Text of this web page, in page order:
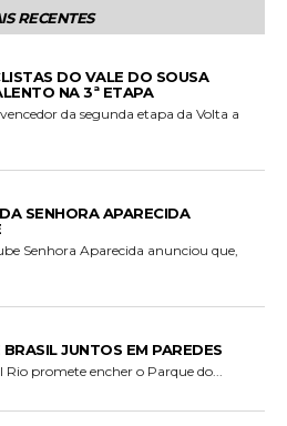
RECENTES
DO VALE DO SOUSA
NA 3ª ETAPA
da segunda etapa da Volta a
SENHORA APARECIDA
Senhora Aparecida anunciou que,
JUNTOS EM PAREDES
Rio promete encher o Parque do...